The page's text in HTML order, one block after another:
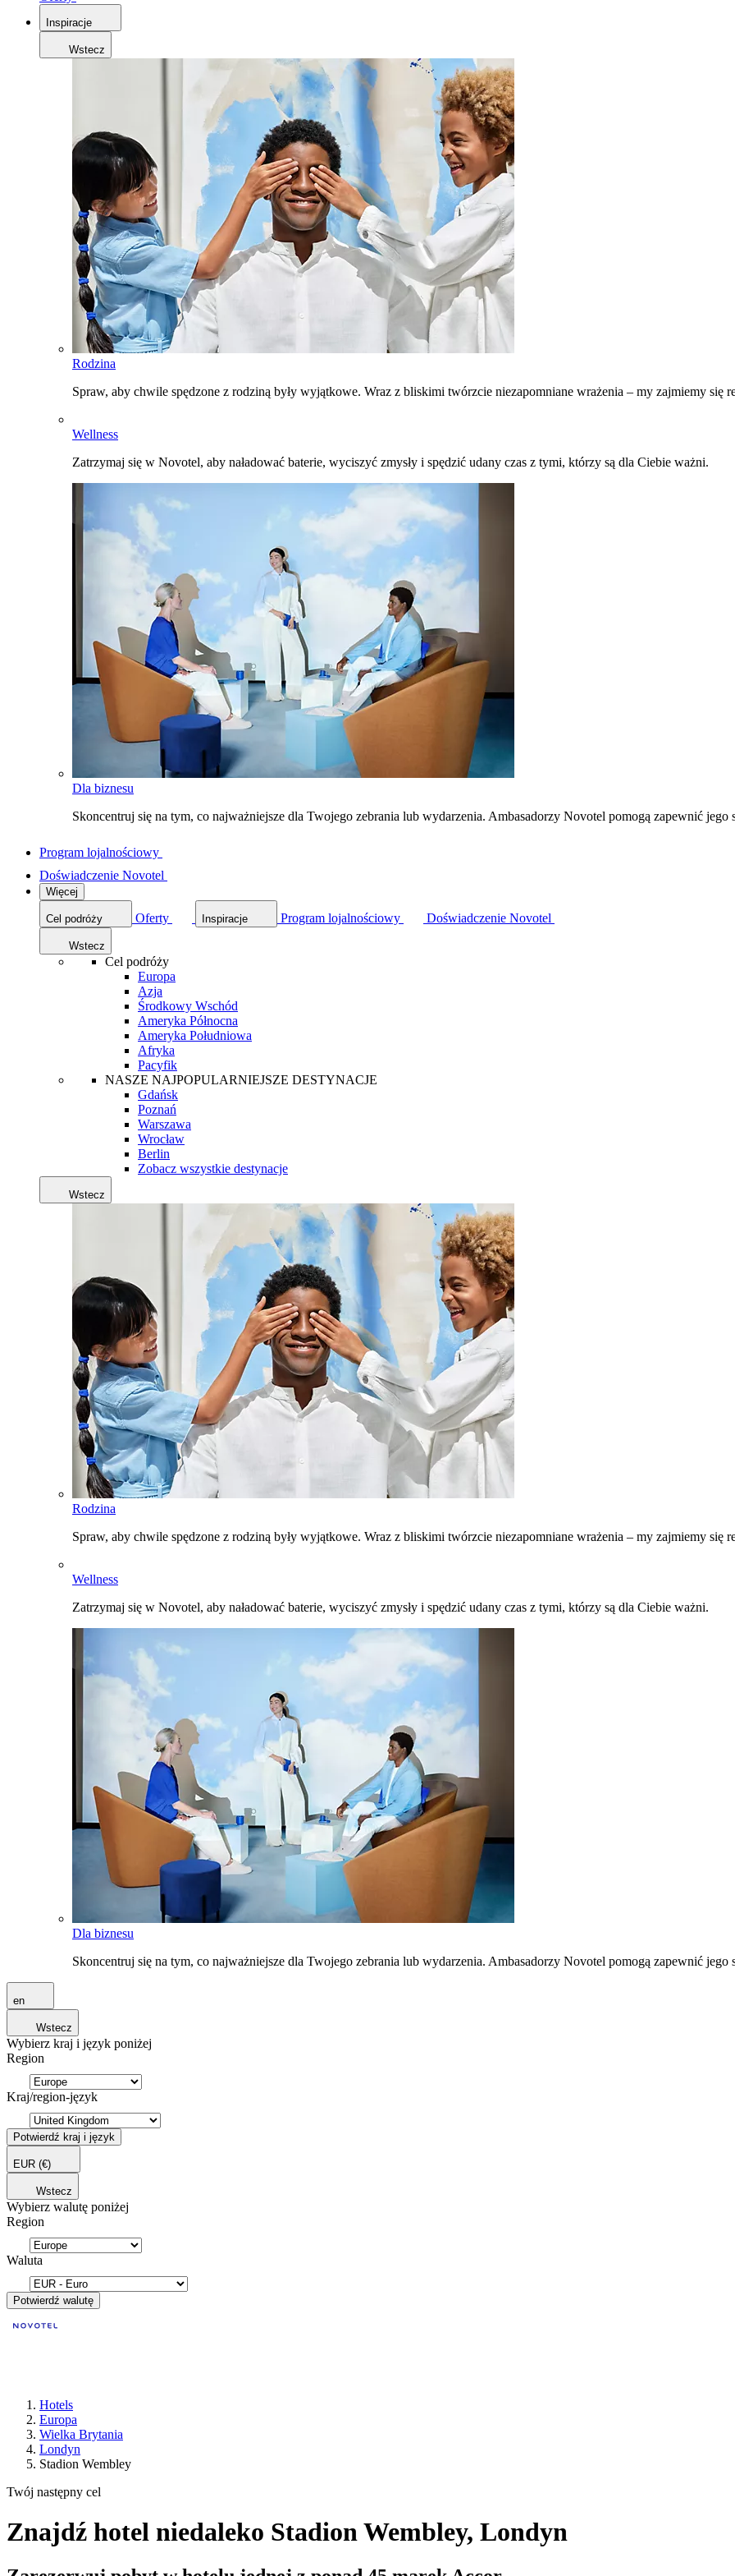
Inspiracje
Wstecz
Rodzina
Spraw, aby chwile spędzone z rodziną były wyjątkowe. Wraz z bliskimi twórzcie niezapomniane wrażenia – my zajmiemy się
Wellness
Zatrzymaj się w Novotel, aby naładować baterie, wyciszyć zmysły i spędzić udany czas z tymi, którzy są dla Ciebie ważni.
Dla biznesu
Skoncentruj się na tym, co najważniejsze dla Twojego zebrania lub wydarzenia. Ambasadorzy Novotel pomogą zapewnić jego
Program lojalnościowy
Doświadczenie Novotel
Więcej
Cel podróży Oferty Inspiracje Program lojalnościowy Doświadczenie Novotel
Wstecz
Cel podróży
Europa
Azja
Środkowy Wschód
Ameryka Północna
Ameryka Południowa
Afryka
Pacyfik
NASZE NAJPOPULARNIEJSZE DESTYNACJE
Gdańsk
Poznań
Warszawa
Wrocław
Berlin
Zobacz wszystkie destynacje
Wstecz
Rodzina
Spraw, aby chwile spędzone z rodziną były wyjątkowe. Wraz z bliskimi twórzcie niezapomniane wrażenia – my zajmiemy się
Wellness
Zatrzymaj się w Novotel, aby naładować baterie, wyciszyć zmysły i spędzić udany czas z tymi, którzy są dla Ciebie ważni.
Dla biznesu
Skoncentruj się na tym, co najważniejsze dla Twojego zebrania lub wydarzenia. Ambasadorzy Novotel pomogą zapewnić jego
en
Wstecz
Wybierz kraj i język poniżej
Region
Kraj/region-język
Potwierdź kraj i język
EUR (€)
Wstecz
Wybierz walutę poniżej
Region
Waluta
Potwierdź walutę
Hotels
Europa
Wielka Brytania
Londyn
Stadion Wembley
Twój następny cel
Znajdź hotel niedaleko Stadion Wembley, Londyn